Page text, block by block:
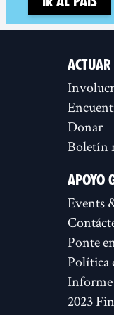
Donar
Boletín
APOYO
Events
Ponte
Política
Informe
2023